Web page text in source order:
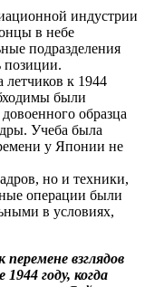
индустрии
в небе
подразделения
позиции.
летчиков к 1944
были
образца
Учеба была
у Японии не
но и техники,
операции были
в условиях,
взглядов
году, когда